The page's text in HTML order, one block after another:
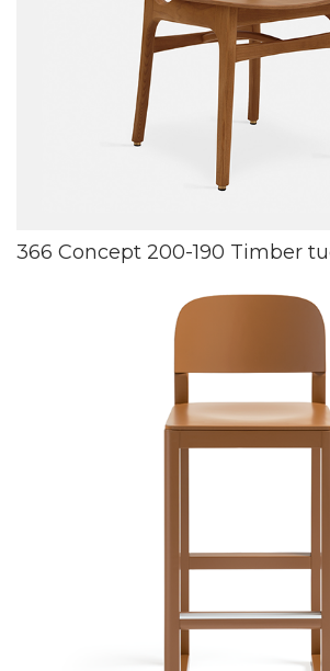
366 Concept 200-190 Timber